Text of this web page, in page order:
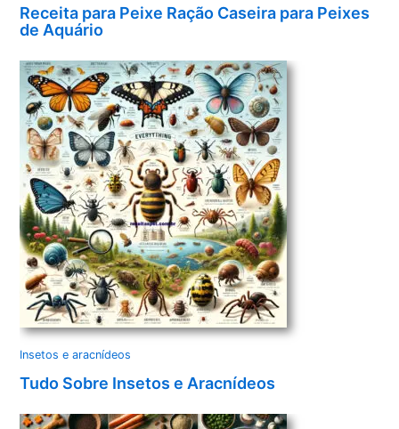
Receita para Peixe Ração Caseira para Peixes
de Aquário
Insetos e aracnídeos
Tudo Sobre Insetos e Aracnídeos